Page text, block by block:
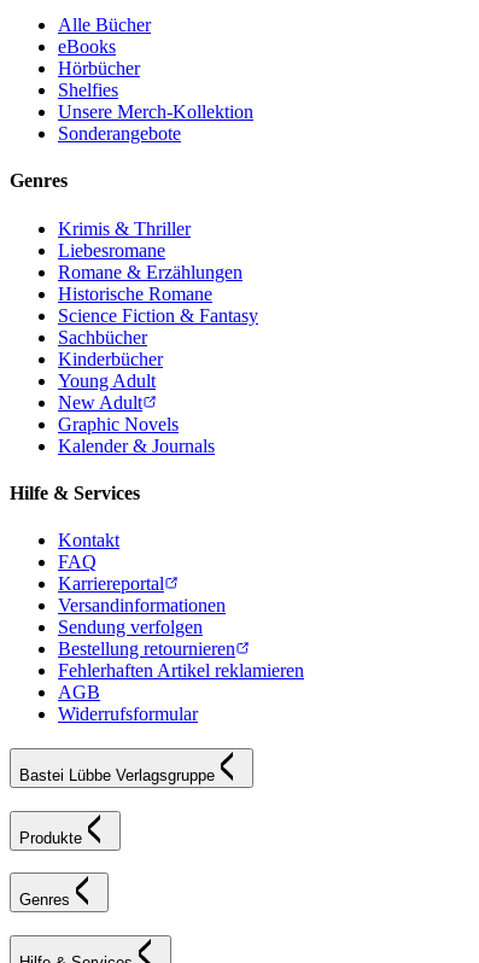
Alle Bücher
eBooks
Hörbücher
Shelfies
Unsere Merch-Kollektion
Sonderangebote
Genres
Krimis & Thriller
Liebesromane
Romane & Erzählungen
Historische Romane
Science Fiction & Fantasy
Sachbücher
Kinderbücher
Young Adult
New Adult
Graphic Novels
Kalender & Journals
Hilfe & Services
Kontakt
FAQ
Karriereportal
Versandinformationen
Sendung verfolgen
Bestellung retournieren
Fehlerhaften Artikel reklamieren
AGB
Widerrufsformular
Bastei Lübbe Verlagsgruppe
Produkte
Genres